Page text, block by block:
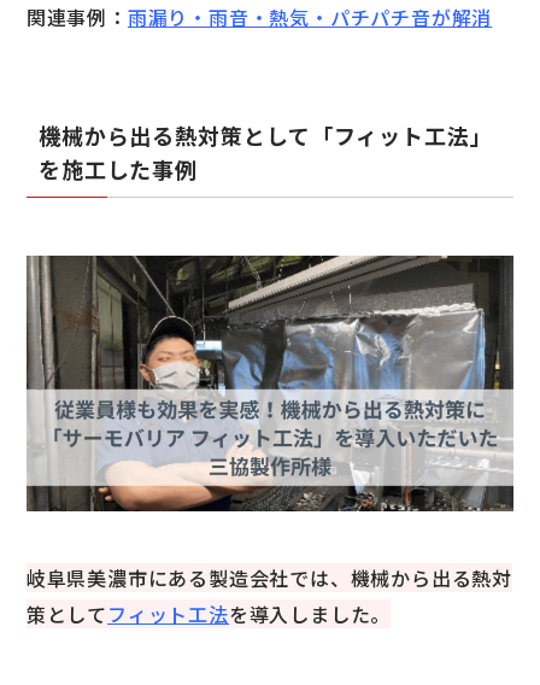
関連事例： 雨漏り・雨音・熱気・パチパチ音が解消
機械から出る熱対策として「フィット工法」
を施工した事例
岐阜県美濃市にある製造会社では、機械から出る熱対
策としてフィット工法を導入しました。